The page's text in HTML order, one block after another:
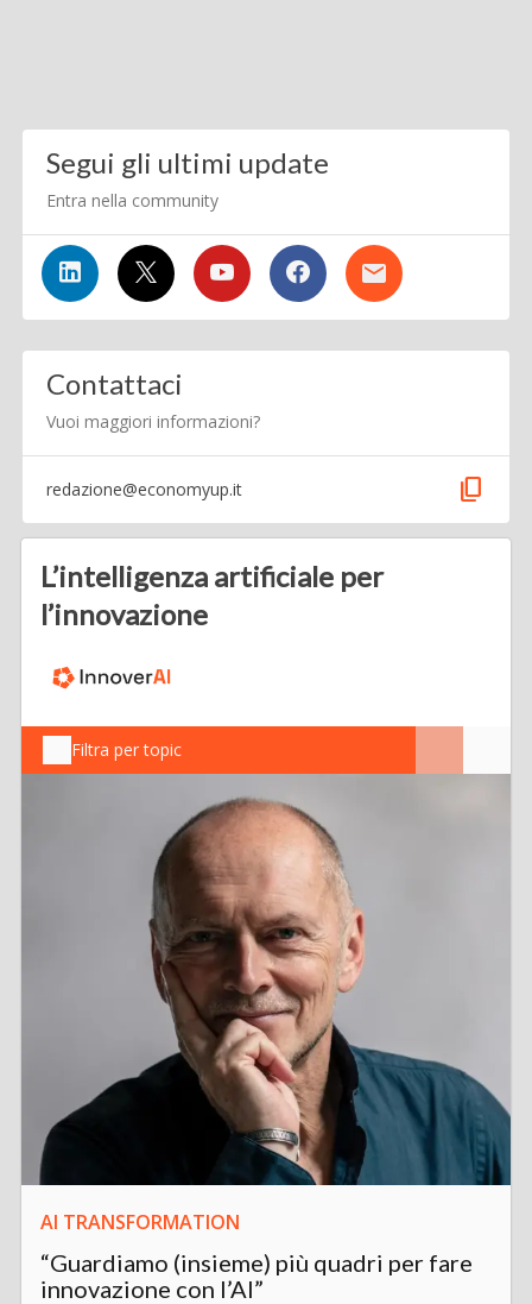
Segui gli ultimi update
Entra nella community
Contattaci
Vuoi maggiori informazioni?
redazione@economyup.it content_copy
L’intelligenza artificiale per
l’innovazione
Filtra per topic
AI TRANSFORMATION
“Guardiamo (insieme) più quadri per fare
innovazione con l’AI”